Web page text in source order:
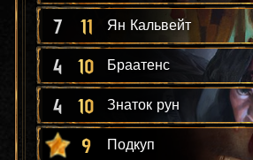
7 11 Ян Кальвейт
4 10 Браатенс
4 10 Знаток рун
9 Подкуп